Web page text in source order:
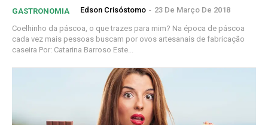
GASTRONOMIA Edson Crisóstomo - 23 De Março De 2018
Coelhinho da páscoa, o que trazes para mim? Na época de páscoa
cada vez mais pessoas buscam por ovos artesanais de fabricação
caseira Por: Catarina Barroso Este...